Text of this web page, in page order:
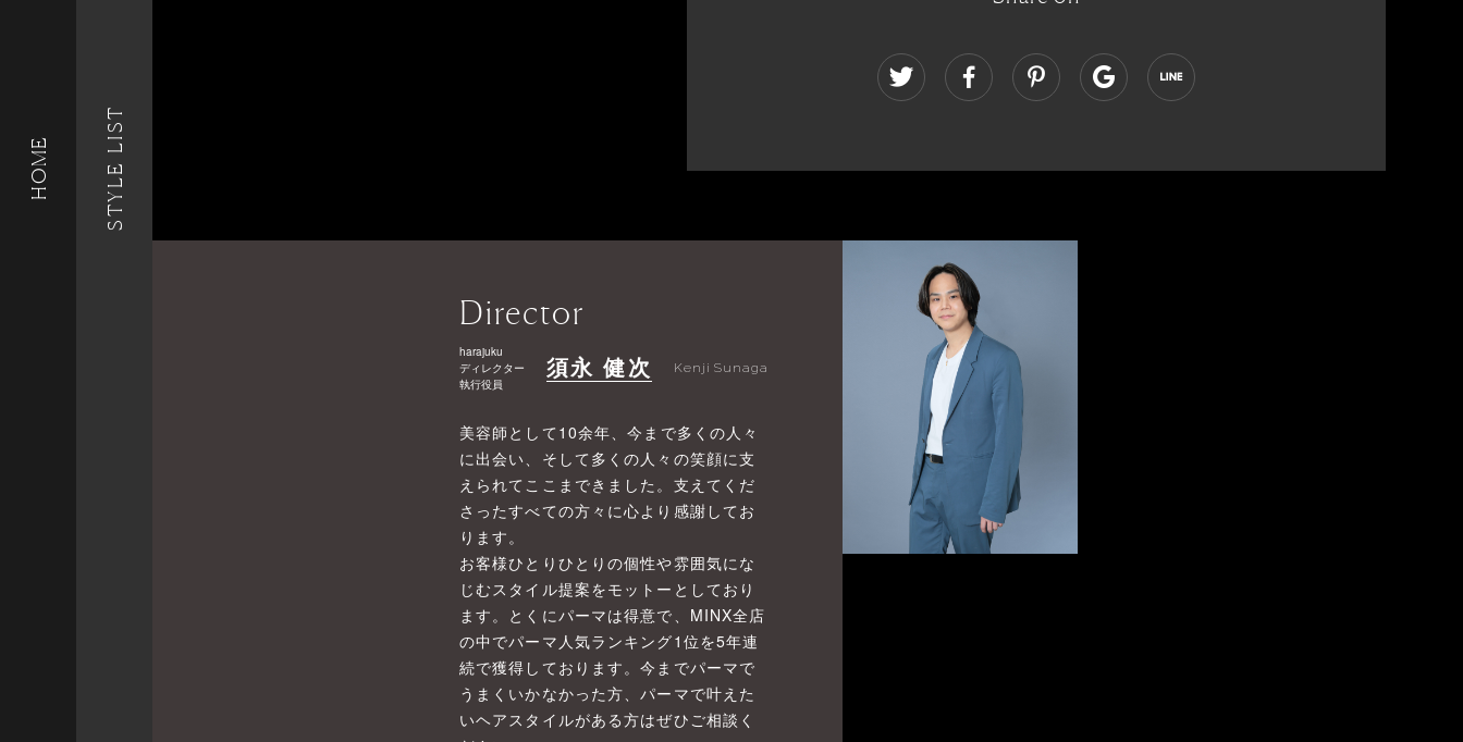
HOME STYLE LIST
Director
harajuku
ディレクター
執行役員
須永 健次 Kenji Sunaga
美容師として10余年、今まで多くの人々
に出会い、そして多くの人々の笑顔に支
えられてここまできました。支えてくだ
さったすべての方々に心より感謝してお
ります。
お客様ひとりひとりの個性や雰囲気にな
じむスタイル提案をモットーとしており
ます。とくにパーマは得意で、MINX全店
の中でパーマ人気ランキング1位を5年連
続で獲得しております。今までパーマで
うまくいかなかった方、パーマで叶えた
いヘアスタイルがある方はぜひご相談く